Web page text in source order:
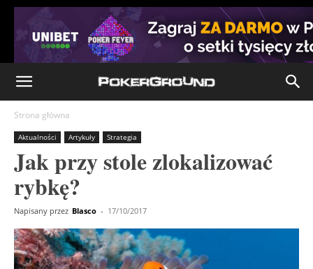
Strona główna
Aktualności Artykuły Strategia
Jak przy stole zlokalizować
rybkę?
Napisany przez Blasco - 17/10/2017